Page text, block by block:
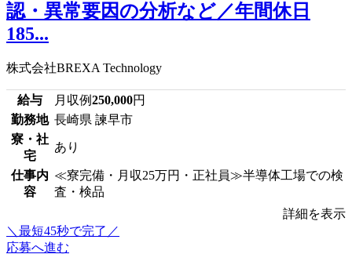
認・異常要因の分析など／年間休日
185...
株式会社BREXA Technology
給与 月収例250,000円
勤務地 長崎県 諫早市
寮・社
宅
あり
仕事内
容
≪寮完備・月収25万円・正社員≫半導体工場での検
査・検品
詳細を表示
＼最短45秒で完了／
応募へ進む